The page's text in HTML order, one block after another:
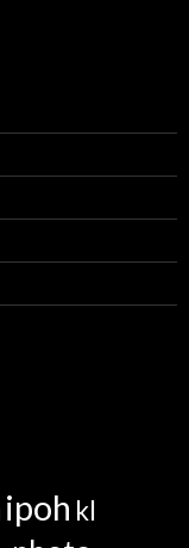
ipoh kl